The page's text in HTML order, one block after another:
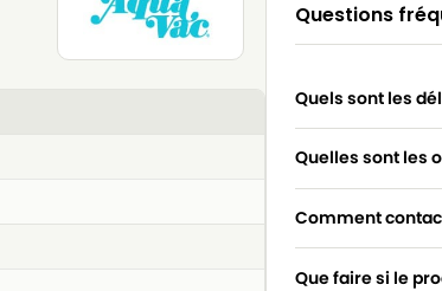
Questions
Quels sont les
Quelles sont les
Comment
Que faire si le